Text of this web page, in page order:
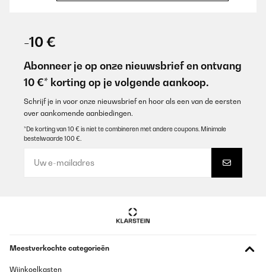
den Preis nicht zu toppen
Amazon-Benutzer
Vertaal
GECONTROLEERDE BEOORDELING
Tolles Gerät, einfach zu bedienen und die Standfestigkeit ist
GECONTROLEERDE BEOORDELING
-10 €
Abonneer je op onze nieuwsbrief en ontvang
10 €* korting op je volgende aankoop.
Schrijf je in voor onze nieuwsbrief en hoor als een van de eersten
over aankomende aanbiedingen.
*De korting van 10 € is niet te combineren met andere coupons. Minimale
bestelwaarde 100 €.
Meestverkochte categorieën
Wijnkoelkasten